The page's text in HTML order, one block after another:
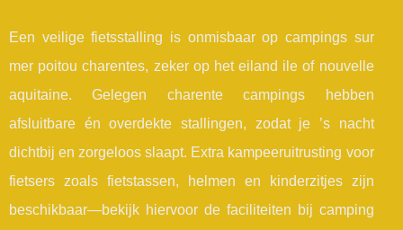
Een veilige fietsstalling is onmisbaar op campings sur
mer poitou charentes, zeker op het eiland ile of nouvelle
aquitaine. Gelegen charente campings hebben
afsluitbare én overdekte stallingen, zodat je ’s nacht
dichtbij en zorgeloos slaapt. Extra kampeeruitrusting voor
fietsers zoals fietstassen, helmen en kinderzitjes zijn
beschikbaar—bekijk hiervoor de faciliteiten bij camping